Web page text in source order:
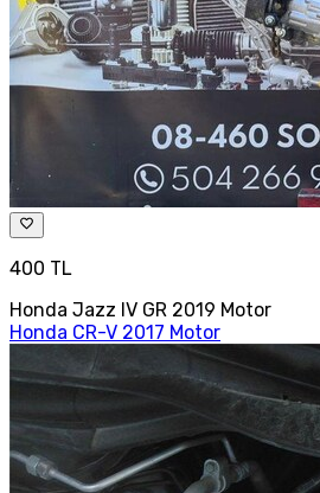
400 TL
Honda Jazz IV GR 2019 Motor
Honda CR-V 2017 Motor